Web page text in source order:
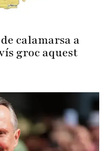
calamarsa a
groc aquest